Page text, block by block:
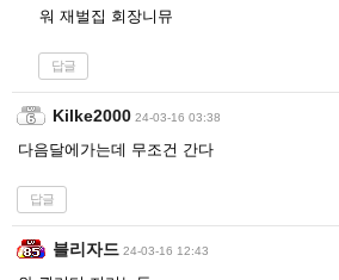
워 재벌집 회장니뮤
답글
Kilke2000 24-03-16 03:38
다음달에가는데 무조건 간다
답글
블리자드 24-03-16 12:43